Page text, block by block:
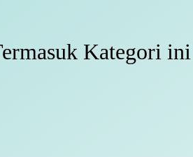
Kategori ini